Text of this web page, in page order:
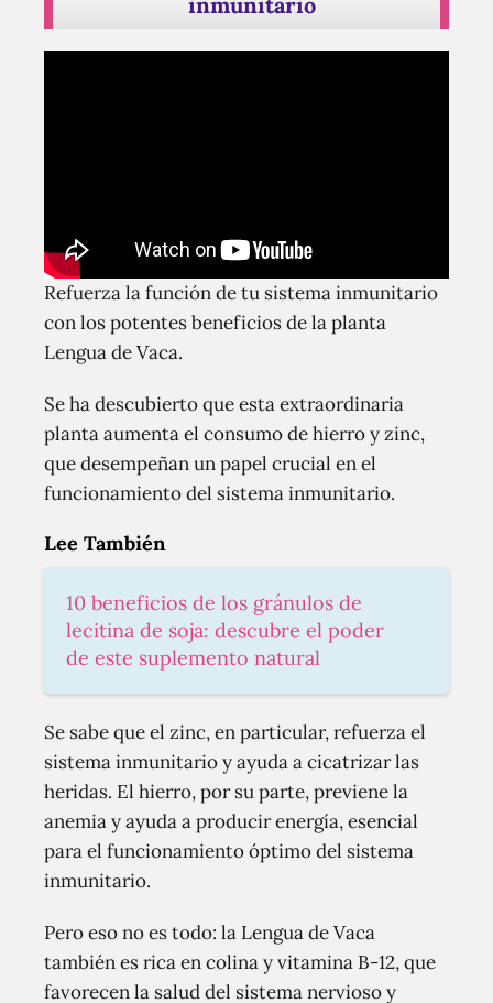
Refuerza la función de tu sistema inmunitario
con los potentes beneficios de la planta
Lengua de Vaca.
Se ha descubierto que esta extraordinaria
planta aumenta el consumo de hierro y zinc,
que desempeñan un papel crucial en el
funcionamiento del sistema inmunitario.
Lee También
10 beneficios de los gránulos de
lecitina de soja: descubre el poder
de este suplemento natural
Se sabe que el zinc, en particular, refuerza el
sistema inmunitario y ayuda a cicatrizar las
heridas. El hierro, por su parte, previene la
anemia y ayuda a producir energía, esencial
para el funcionamiento óptimo del sistema
inmunitario.
Pero eso no es todo: la Lengua de Vaca
también es rica en colina y vitamina B-12, que
favorecen la salud del sistema nervioso y